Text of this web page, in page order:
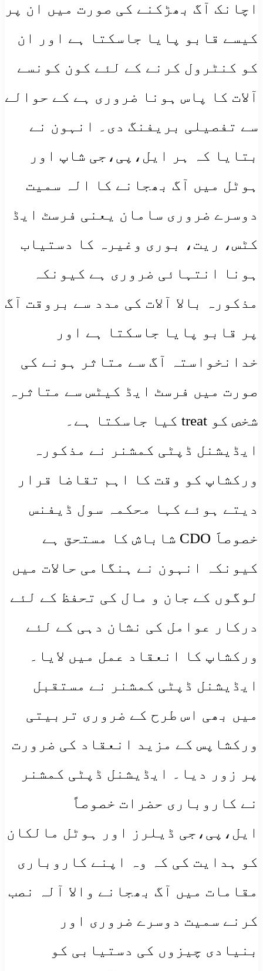
اچانک آگ بھڑکنے کی صورت میں ان پر
کیسے قابو پایا جاسکتا ہے اور ان
کو کنٹرول کرنے کے لئے کون کونسے
آلات کا پاس ہونا ضروری ہے کے حوالے
سے تفصیلی بریفنگ دی۔ انہون نے
بتایا کہ ہر ایل،پی،جی شاپ اور
ہوٹل میں آگ بھجانے کا الہ سمیت
دوسرے ضروری سامان یعنی فرسٹ ایڈ
کٹس، ریت، بوری وغیرہ کا دستیاب
ہونا انتہائی ضروری ہے کیونکہ
مذکورہ بالا آلات کی مدد سے بروقت آگ
پر قابو پایا جاسکتا ہے اور
خدانخواستہ آگ سے متاثر ہونے کی
صورت میں فرسٹ ایڈ کیٹس سے متاثرہ
شخص کو treat کیا جاسکتا ہے۔
ایڈیشنل ڈپٹی کمشنر نے مذکورہ
ورکشاپ کو وقت کا اہم تقاضا قرار
دیتے ہوئے کہا محکمہ سول ڈیفنس
خصوصاََ CDO شاباش کا مستحق ہے
کیونکہ انہون نے ہنگامی حالات میں
لوگوں کے جان و مال کی تحفظ کے لئے
درکار عوامل کی نشان دہی کے لئے
ورکشاپ کا انعقاد عمل میں لایا۔
ایڈیشنل ڈپٹی کمشنر نے مستقبل
میں بھی اس طرح کے ضروری تربیتی
ورکشاپس کے مزید انعقاد کی ضرورت
پر زور دیا۔ ایڈیشنل ڈپٹی کمشنر
نے کاروباری حضرات خصوصاً
ایل،پی،جی ڈیلرز اور ہوٹل مالکان
کو ہدایت کی کہ وہ اپنے کاروباری
مقامات میں آگ بھجانے والا آلہ نصب
کرنے سمیت دوسرے ضروری اور
بنیادی چیزوں کی دستیابی کو